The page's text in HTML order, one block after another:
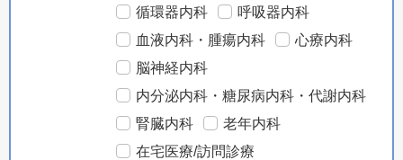
循環器内科
呼吸器内科
血液内科・腫瘍内科
心療内科
脳神経内科
内分泌内科・糖尿病内科・代謝内科
腎臓内科
老年内科
在宅医療/訪問診療